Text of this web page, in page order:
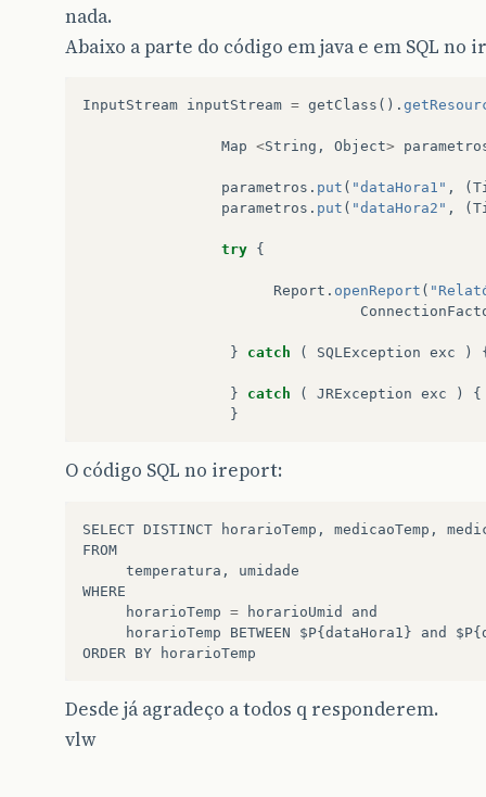
nada.
Abaixo a parte do código em java e em SQL no
InputStream inputStream = getClass ().
Map <String , Object>
parametros . put ( "dataHora1" , (
parametros . put ( "dataHora2" , (
try {
Report . openReport (
} catch ( SQLException exc )
} catch ( JRException exc )
{
}
O código SQL no ireport:
SELECT DISTINCT horarioTemp , medicaoTemp ,
FROM
temperatura ,
umidade
WHERE
horarioTemp = horarioUmid
and
horarioTemp
BETWEEN $P{ dataHora1 } and $P{
ORDER
BY horarioTemp
Desde já agradeço a todos q responderem.
vlw